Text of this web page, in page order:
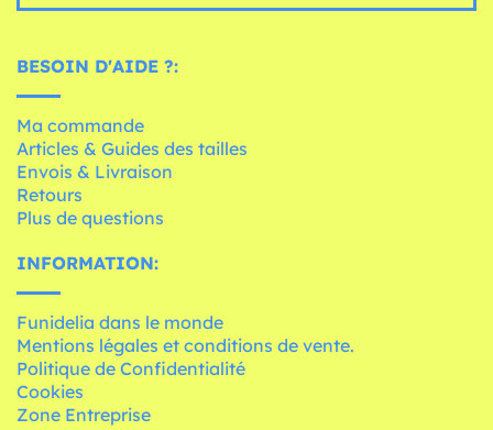
BESOIN D'AIDE ?:
Ma commande
Articles & Guides des tailles
Envois & Livraison
Retours
Plus de questions
INFORMATION:
Funidelia dans le monde
Mentions légales et conditions de vente.
Politique de Confidentialité
Cookies
Zone Entreprise